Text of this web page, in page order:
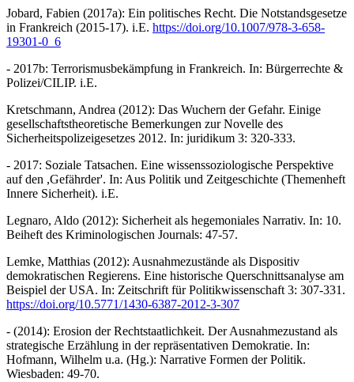
Jobard, Fabien (2017a): Ein politisches Recht. Die Notstandsgesetze
in Frankreich (2015-17). i.E. https://doi.org/10.1007/978-3-658-
19301-0_6
- 2017b: Terrorismusbekämpfung in Frankreich. In: Bürgerrechte &
Polizei/CILIP. i.E.
Kretschmann, Andrea (2012): Das Wuchern der Gefahr. Einige
gesellschaftstheoretische Bemerkungen zur Novelle des
Sicherheitspolizeigesetzes 2012. In: juridikum 3: 320-333.
- 2017: Soziale Tatsachen. Eine wissenssoziologische Perspektive
auf den ,Gefährder'. In: Aus Politik und Zeitgeschichte (Themenheft
Innere Sicherheit). i.E.
Legnaro, Aldo (2012): Sicherheit als hegemoniales Narrativ. In: 10.
Beiheft des Kriminologischen Journals: 47-57.
Lemke, Matthias (2012): Ausnahmezustände als Dispositiv
demokratischen Regierens. Eine historische Querschnittsanalyse am
Beispiel der USA. In: Zeitschrift für Politikwissenschaft 3: 307-331.
https://doi.org/10.5771/1430-6387-2012-3-307
- (2014): Erosion der Rechtstaatlichkeit. Der Ausnahmezustand als
strategische Erzählung in der repräsentativen Demokratie. In:
Hofmann, Wilhelm u.a. (Hg.): Narrative Formen der Politik.
Wiesbaden: 49-70.